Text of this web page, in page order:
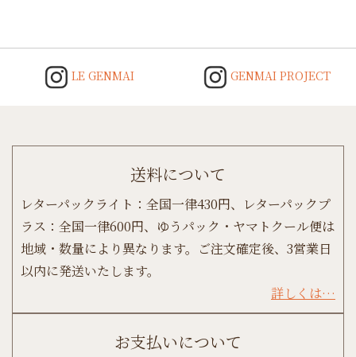
LE GENMAI GENMAI PROJECT
送料について
レターパックライト：全国一律430円、レターパックプ
ラス：全国一律600円、ゆうパック・ヤマトクール便は
地域・数量により異なります。ご注文確定後、3営業日
以内に発送いたします。
詳しくは…
お支払いについて